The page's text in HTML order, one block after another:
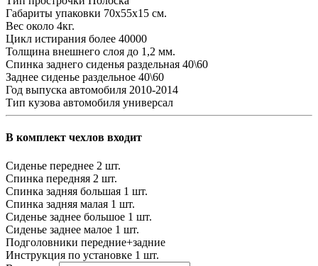
Габариты упаковки 70х55х15 см.
Вес около 4кг.
Цикл истирания более 40000
Толщина внешнего слоя до 1,2 мм.
Спинка заднего сиденья раздельная 40\60
Заднее сиденье раздельное 40\60
Год выпуска автомобиля 2010-2014
Тип кузова автомобиля универсал
В комплект чехлов входит
Сиденье переднее 2 шт.
Спинка передняя 2 шт.
Спинка задняя большая 1 шт.
Спинка задняя малая 1 шт.
Сиденье заднее большое 1 шт.
Сиденье заднее малое 1 шт.
Подголовники передние+задние
Инструкция по установке 1 шт.